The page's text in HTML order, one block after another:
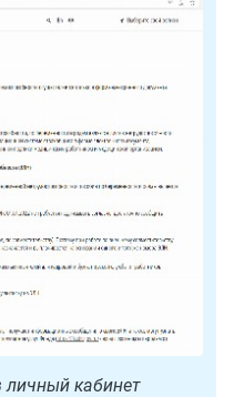
личный кабинет